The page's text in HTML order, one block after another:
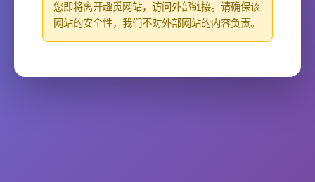
您即将离开趣觅网站，访问外部链接。请确保该
网站的安全性，我们不对外部网站的内容负责。